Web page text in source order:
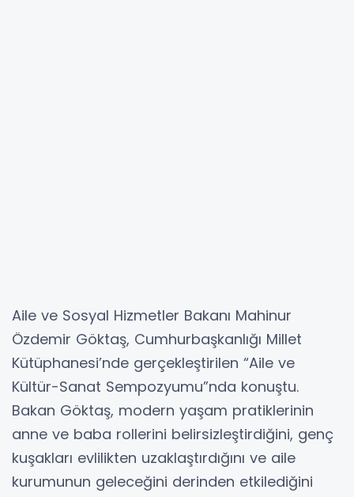
Aile ve Sosyal Hizmetler Bakanı Mahinur
Özdemir Göktaş, Cumhurbaşkanlığı Millet
Kütüphanesi’nde gerçekleştirilen “Aile ve
Kültür-Sanat Sempozyumu”nda konuştu.
Bakan Göktaş, modern yaşam pratiklerinin
anne ve baba rollerini belirsizleştirdiğini, genç
kuşakları evlilikten uzaklaştırdığını ve aile
kurumunun geleceğini derinden etkilediğini